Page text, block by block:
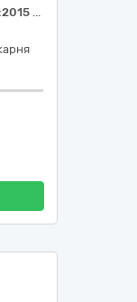
Ганчірки для прибирання – код ДК 021:2015 – 39520000-3 - Готові текстильні вироби (Ганчірки для прибирання – код ДК 021:2015 – 39525800-6 - Ганчірки для прибирання)